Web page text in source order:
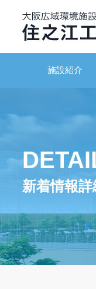
施設紹介
新着情報詳